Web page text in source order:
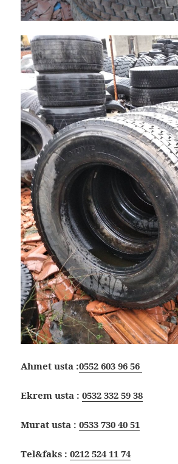
Ahmet usta :0552 603 96 56
Ekrem usta :0532 332 59 38
Murat usta :0533 730 40 51
Tel&faks :0212 524 11 74